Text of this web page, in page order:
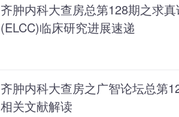
齐肿内科大查房总第128期之求
(ELCC)临床研究进展速递
齐肿内科大查房之广智论坛总第
相关文献解读